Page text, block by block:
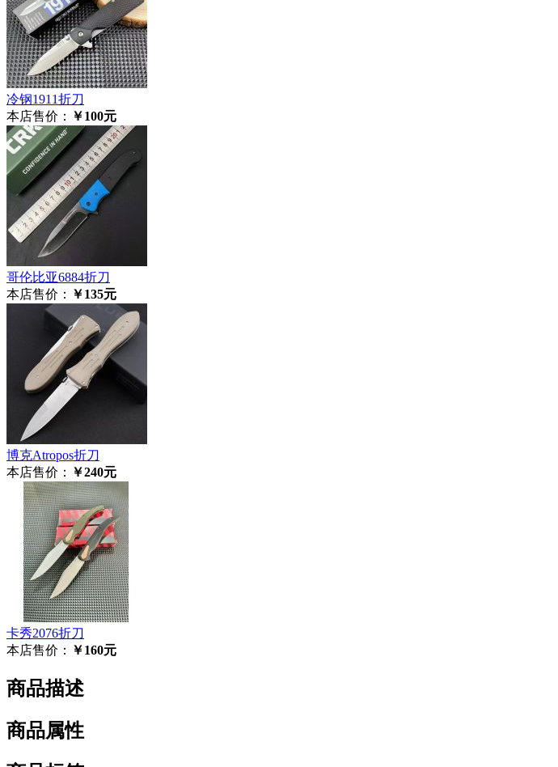
冷钢1911折刀
本店售价： ￥100元
哥伦比亚6884折刀
本店售价： ￥135元
博克Atropos折刀
本店售价： ￥240元
卡秀2076折刀
本店售价： ￥160元
商品描述
商品属性